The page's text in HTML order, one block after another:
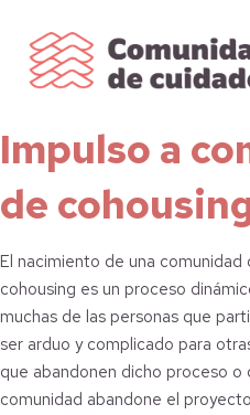
Impulso a
de
El nacimiento de una
cohousing es un proceso
muchas de las personas que
ser arduo y complicado para
que abandonen dicho proceso o
comunidad abandone el